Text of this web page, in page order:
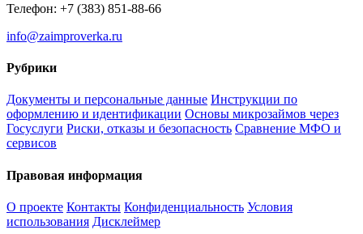
Телефон: +7 (383) 851-88-66
info@zaimproverka.ru
Рубрики
Документы и персональные данные Инструкции по
оформлению и идентификации Основы микрозаймов через
Госуслуги Риски, отказы и безопасность Сравнение МФО и
сервисов
Правовая информация
О проекте Контакты Конфиденциальность Условия
использования Дисклеймер